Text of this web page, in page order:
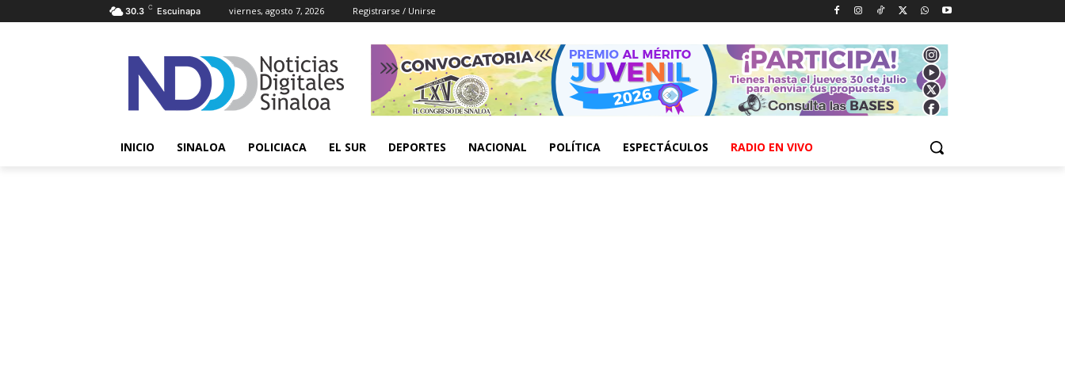
30.3 C Escuinapa viernes, agosto 7, 2026 Registrarse / Unirse
INICIO SINALOA POLICIACA EL SUR DEPORTES NACIONAL POLÍTICA ESPECTÁCULOS RADIO EN VIVO